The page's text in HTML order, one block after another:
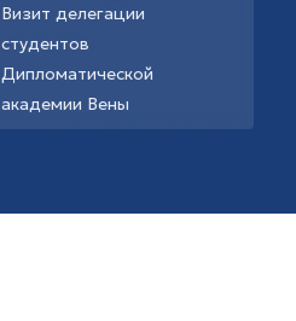
Визит делегации
студентов
Дипломатической
академии Вены